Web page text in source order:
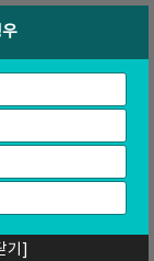
기]